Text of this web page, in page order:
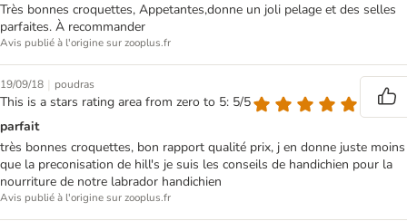
Très bonnes croquettes, Appetantes,donne un joli pelage et des selles
parfaites. À recommander
Avis publié à l'origine sur zooplus.fr
19/09/18 | poudras
This is a stars rating area from zero to 5: 5/5
parfait
très bonnes croquettes, bon rapport qualité prix, j en donne juste moins
que la preconisation de hill's je suis les conseils de handichien pour la
nourriture de notre labrador handichien
Avis publié à l'origine sur zooplus.fr